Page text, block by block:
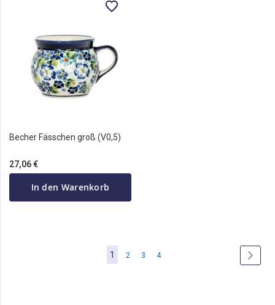
Becher Fässchen groß (V0,5)
27,06 €
In den Warenkorb
Seite
Sie
1 Seite
2 Seite
3 Seite
4